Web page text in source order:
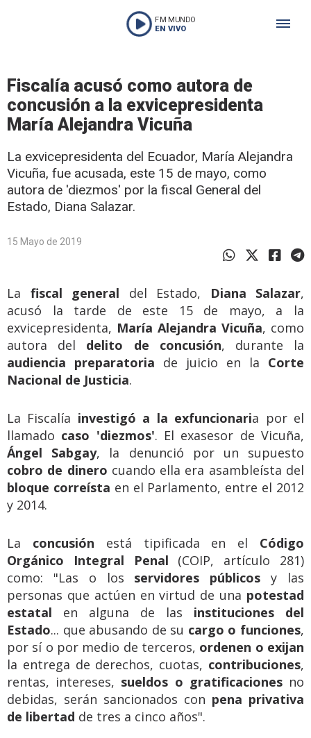
FM MUNDO
EN VIVO
Fiscalía acusó como autora de
concusión a la exvicepresidenta
María Alejandra Vicuña
La exvicepresidenta del Ecuador, María Alejandra
Vicuña, fue acusada, este 15 de mayo, como
autora de 'diezmos' por la fiscal General del
Estado, Diana Salazar.
15 Mayo de 2019
La fiscal general del Estado, Diana Salazar,
acusó la tarde de este 15 de mayo, a la
exvicepresidenta, María Alejandra Vicuña, como
autora del delito de concusión, durante la
audiencia preparatoria de juicio en la Corte
Nacional de Justicia.
La Fiscalía investigó a la exfuncionaria por el
llamado caso 'diezmos'. El exasesor de Vicuña,
Ángel Sabgay, la denunció por un supuesto
cobro de dinero cuando ella era asambleísta del
bloque correísta en el Parlamento, entre el 2012
y 2014.
La concusión está tipificada en el Código
Orgánico Integral Penal (COIP, artículo 281)
como: "Las o los servidores públicos y las
personas que actúen en virtud de una potestad
estatal en alguna de las instituciones del
Estado... que abusando de su cargo o funciones,
por sí o por medio de terceros, ordenen o exijan
la entrega de derechos, cuotas, contribuciones,
rentas, intereses, sueldos o gratificacionesno
debidas, serán sancionados con pena privativa
de libertad de tres a cinco años".